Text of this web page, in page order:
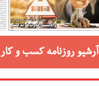
آرشیو روزنامه کسب و کار